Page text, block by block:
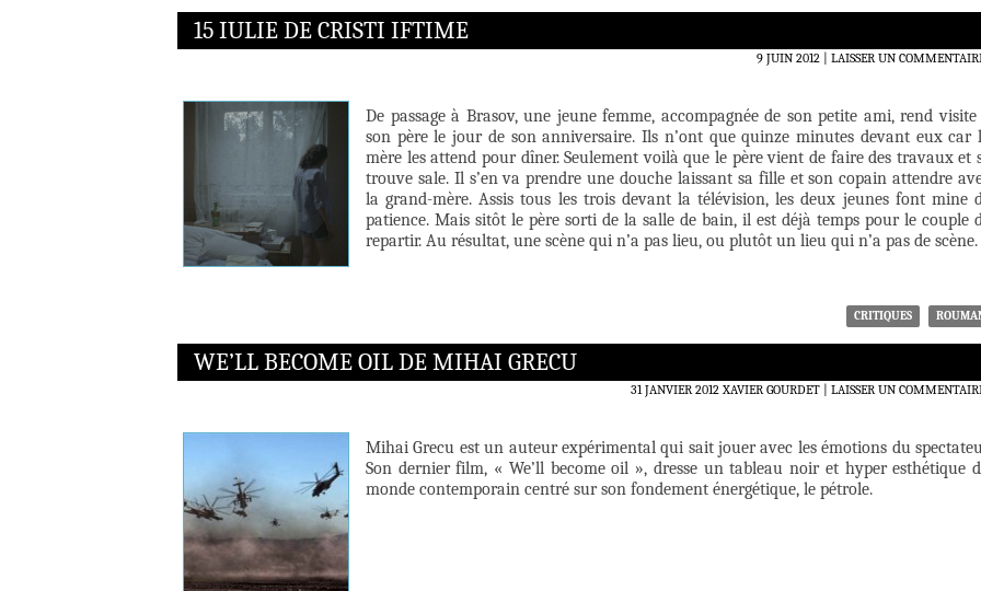
15 IULIE DE CRISTI IFTIME
9 JUIN 2012 LAISSER UN
De passage à Brasov, une jeune femme, accompagnée de son petite ami, rend visite
son père le jour de son anniversaire. Ils n’ont que quinze minutes devant eux car
mère les attend pour dîner. Seulement voilà que le père vient de faire des travaux et
trouve sale. Il s’en va prendre une douche laissant sa fille et son copain attendre
la grand-mère. Assis tous les trois devant la télévision, les deux jeunes font mine
patience. Mais sitôt le père sorti de la salle de bain, il est déjà temps pour le couple
repartir. Au résultat, une scène qui n’a pas lieu, ou plutôt un lieu qui n’a pas de scène.
CRITIQUES
WE’LL BECOME OIL DE MIHAI GRECU
31 JANVIER 2012 XAVIER GOURDET LAISSER UN
Mihai Grecu est un auteur expérimental qui sait jouer avec les émotions du
Son dernier film, « We’ll become oil », dresse un tableau noir et hyper esthétique
monde contemporain centré sur son fondement énergétique, le pétrole.